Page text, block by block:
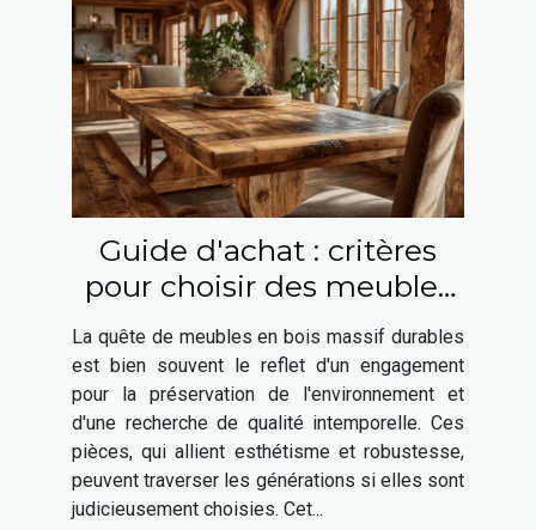
Guide d'achat : critères
pour choisir des meubles
en bois massif durables
La quête de meubles en bois massif durables
est bien souvent le reflet d'un engagement
pour la préservation de l'environnement et
d'une recherche de qualité intemporelle. Ces
pièces, qui allient esthétisme et robustesse,
peuvent traverser les générations si elles sont
judicieusement choisies. Cet...